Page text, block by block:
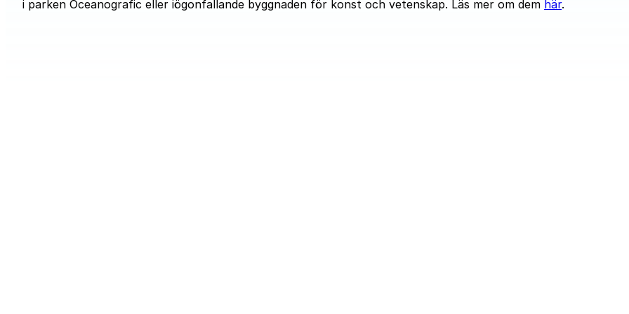
i parken Oceanografic eller iögonfallande byggnaden för konst och vetenskap. Läs mer om dem här.